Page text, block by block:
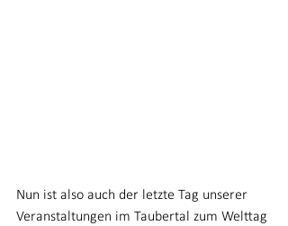
Nun ist also auch der letzte Tag unserer
Veranstaltungen im Taubertal zum Welttag